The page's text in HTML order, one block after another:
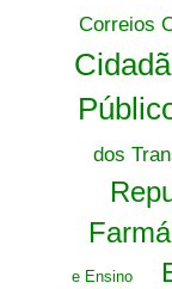
Correios
dos
e Ensino